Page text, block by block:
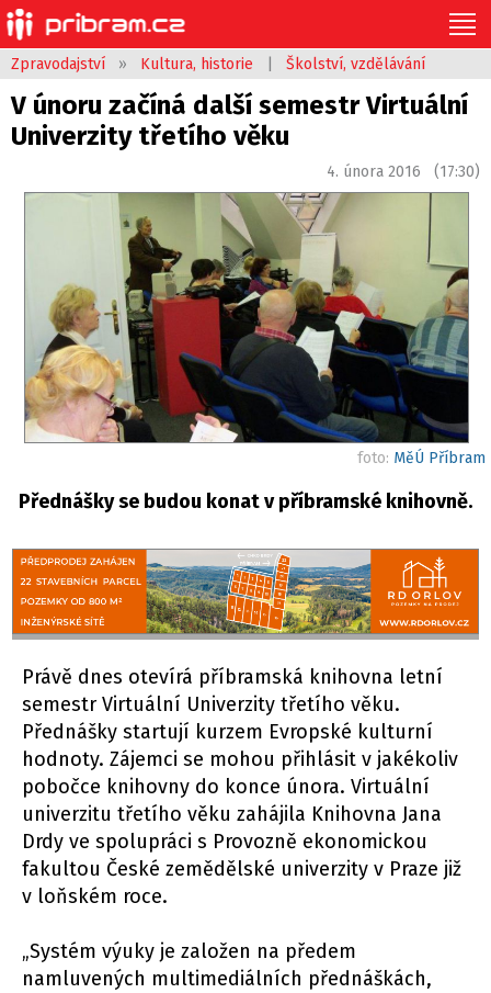
Zpravodajství » Kultura, historie Školství, vzdělávání
V únoru začíná další semestr Virtuální
Univerzity třetího věku
4. února 2016 (17:30)
foto: MěÚ Příbram
Přednášky se budou konat v příbramské knihovně.
Právě dnes otevírá příbramská knihovna letní
semestr Virtuální Univerzity třetího věku.
Přednášky startují kurzem Evropské kulturní
hodnoty. Zájemci se mohou přihlásit v jakékoliv
pobočce knihovny do konce února. Virtuální
univerzitu třetího věku zahájila Knihovna Jana
Drdy ve spolupráci s Provozně ekonomickou
fakultou České zemědělské univerzity v Praze již
v loňském roce.
„Systém výuky je založen na předem
namluvených multimediálních přednáškách,